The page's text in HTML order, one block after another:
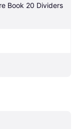
Book 20 Dividers